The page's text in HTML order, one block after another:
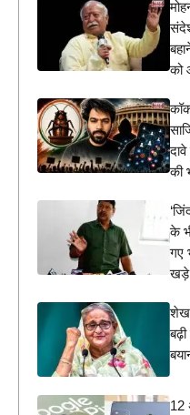
को
की
के
गए
खड़े
शेख
12